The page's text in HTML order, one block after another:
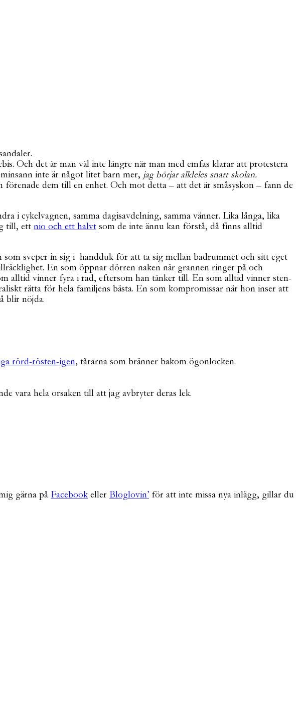
Och det är man väl inte längre när man med emfas klarar att protestera
inte är något litet barn mer, jag börjar alldeles snart skolan.
dem till en enhet. Och mot detta – att det är småsyskon – fann de
i cykelvagnen, samma dagisavdelning, samma vänner. Lika långa, lika
till, ett nio och ett halvt som de inte ännu kan förstå, då finns alltid
som sveper in sig i handduk för att ta sig mellan badrummet och sitt eget
En som öppnar dörren naken när grannen ringer på och
alltid vinner fyra i rad, eftersom han tänker till. En som alltid vinner sten-
rätta för hela familjens bästa. En som kompromissar när hon inser att
blir nöjda.
rörd-rösten-igen, tårarna som bränner bakom ögonlocken.
vara hela orsaken till att jag avbryter deras lek.
gärna på Facebook eller Bloglovin’ för att inte missa nya inlägg, gillar du